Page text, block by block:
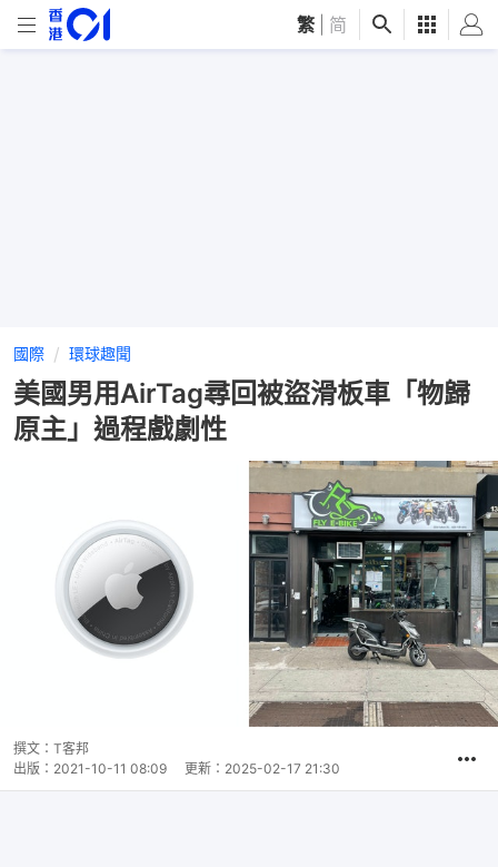
繁 简
國際 環球趣聞
美國男用AirTag尋回被盜滑板車「物歸
原主」過程戲劇性
撰文： T客邦
出版： 2021-10-11 08:09 更新： 2025-02-17 21:30